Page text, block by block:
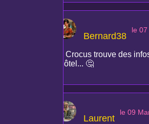
Bernard38
le
Si Crocus trouve des
l'hôtel... 🤔
Laurent
le 09